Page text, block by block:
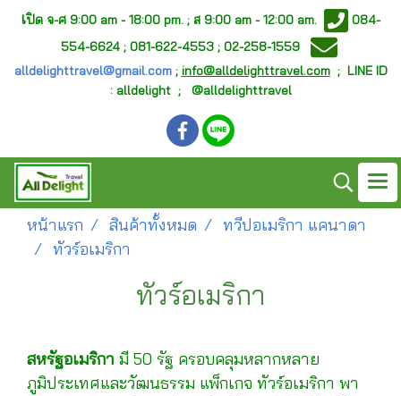
เปิด จ-ศ 9:00 am - 18:00 pm. ; ส 9:00 am - 12:00 am.
084-
554-6624 ; 081-622-4553 ; 02-258-1559
alldelighttravel@gmail.com; info@alldelighttravel.com; LINE ID
: alldelight ; @alldelighttravel
หน้าแรก สินค้าทั้งหมด
ทวีปอเมริกา แคนาดา
ทัวร์อเมริกา
ทัวร์อเมริกา
สหรัฐอเมริกา มี 50 รัฐ ครอบคลุมหลากหลาย
ภูมิประเทศและวัฒนธรรม แพ็กเกจ ทัวร์อเมริกา พา